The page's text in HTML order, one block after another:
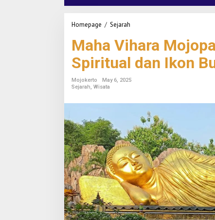
Homepage / Sejarah
h
a
h
a
j
o
p
a
h
i
t
D
e
s
Maha Vihara
Spiritual dan Ikon
Mojokerto
May 6, 2025
Sejarah, Wisata